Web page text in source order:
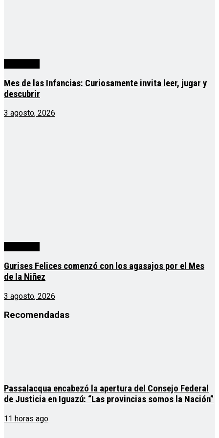
Mes de las Infancias: Curiosamente invita leer, jugar y
descubrir
3 agosto, 2026
Gurises Felices comenzó con los agasajos por el Mes
de la Niñez
3 agosto, 2026
Recomendadas
Passalacqua encabezó la apertura del Consejo Federal
de Justicia en Iguazú: “Las provincias somos la Nación”
11 horas ago